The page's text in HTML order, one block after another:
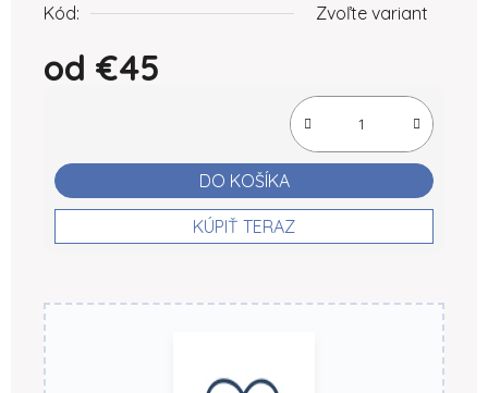
Kód:
Zvoľte variant
od €45
DO KOŠÍKA
KÚPIŤ TERAZ